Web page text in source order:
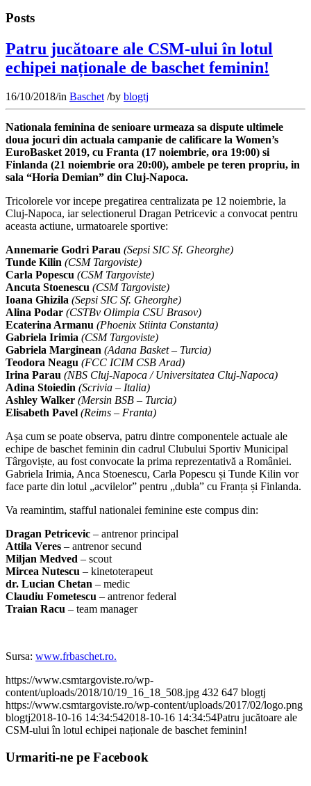
Posts
Patru jucătoare ale CSM-ului în lotul
echipei naționale de baschet feminin!
16/10/2018/in Baschet /by blogtj
Nationala feminina de senioare urmeaza sa dispute ultimele
doua jocuri din actuala campanie de calificare la Women’s
EuroBasket 2019, cu Franta (17 noiembrie, ora 19:00) si
Finlanda (21 noiembrie ora 20:00), ambele pe teren propriu, in
sala “Horia Demian” din Cluj-Napoca.
Tricolorele vor incepe pregatirea centralizata pe 12 noiembrie, la
Cluj-Napoca, iar selectionerul Dragan Petricevic a convocat pentru
aceasta actiune, urmatoarele sportive:
Annemarie Godri Parau (Sepsi SIC Sf. Gheorghe)
Tunde Kilin (CSM Targoviste)
Carla Popescu (CSM Targoviste)
Ancuta Stoenescu (CSM Targoviste)
Ioana Ghizila (Sepsi SIC Sf. Gheorghe)
Alina Podar (CSTBv Olimpia CSU Brasov)
Ecaterina Armanu (Phoenix Stiinta Constanta)
Gabriela Irimia (CSM Targoviste)
Gabriela Marginean (Adana Basket – Turcia)
Teodora Neagu (FCC ICIM CSB Arad)
Irina Parau (NBS Cluj-Napoca / Universitatea Cluj-Napoca)
Adina Stoiedin (Scrivia – Italia)
Ashley Walker (Mersin BSB – Turcia)
Elisabeth Pavel (Reims – Franta)
Așa cum se poate observa, patru dintre componentele actuale ale
echipe de baschet feminin din cadrul Clubului Sportiv Municipal
Târgoviște, au fost convocate la prima reprezentativă a României.
Gabriela Irimia, Anca Stoenescu, Carla Popescu și Tunde Kilin vor
face parte din lotul „acvilelor” pentru „dubla” cu Franța și Finlanda.
Va reamintim, stafful nationalei feminine este compus din:
Dragan Petricevic – antrenor principal
Attila Veres – antrenor secund
Miljan Medved – scout
Mircea Nutescu – kinetoterapeut
dr. Lucian Chetan – medic
Claudiu Fometescu – antrenor federal
Traian Racu – team manager
Sursa: www.frbaschet.ro.
https://www.csmtargoviste.ro/wp-
content/uploads/2018/10/19_16_18_508.jpg 432 647 blogtj
https://www.csmtargoviste.ro/wp-content/uploads/2017/02/logo.png
blogtj2018-10-16 14:34:542018-10-16 14:34:54Patru jucătoare ale
CSM-ului în lotul echipei naționale de baschet feminin!
Urmariti-ne pe Facebook